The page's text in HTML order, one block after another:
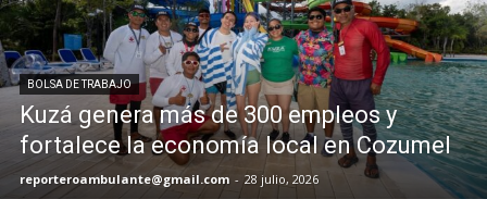
BOLSA DE TRABAJO
Kuzá genera más de 300 empleos y
fortalece la economía local en Cozumel
reporteroambulante@gmail.com - 28 julio, 2026